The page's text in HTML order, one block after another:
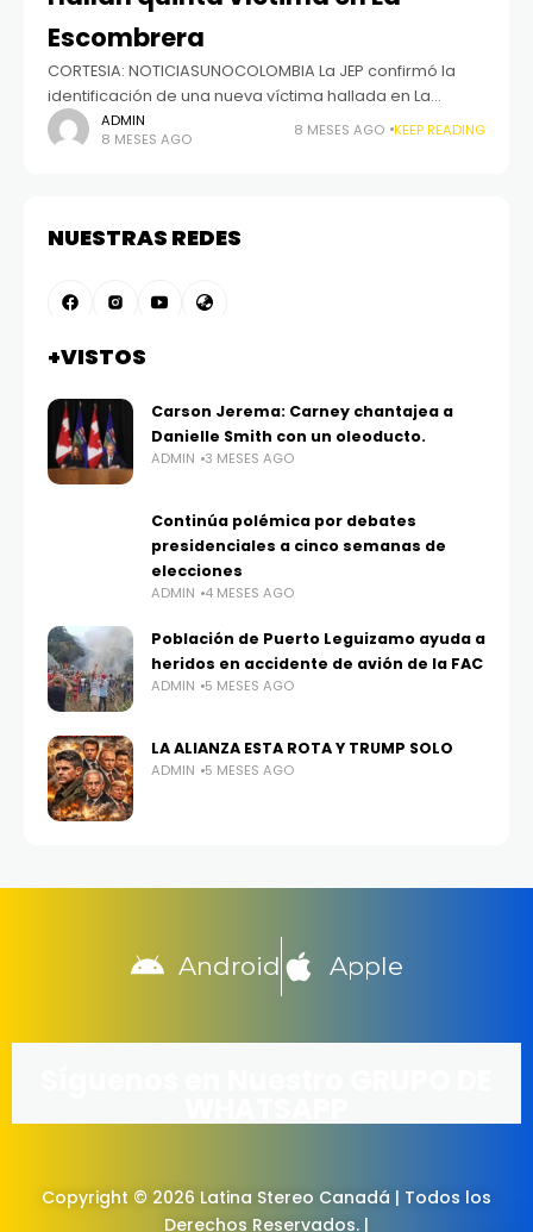
Escombrera
CORTESIA: NOTICIASUNOCOLOMBIA La JEP confirmó la
identificación de una nueva víctima hallada en La
Escombrera, en Medellín, y explicó cómo avanza la
intervención judicial y forense en la zona. También
ADMIN
8 MESES AGO
8 MESES AGO KEEP READING
NUESTRAS REDES
+VISTOS
Carson Jerema: Carney chantajea a
Danielle Smith con un oleoducto.
ADMIN 3 MESES AGO
Continúa polémica por debates
presidenciales a cinco semanas de
elecciones
ADMIN 4 MESES AGO
Población de Puerto Leguizamo ayuda a
heridos en accidente de avión de la FAC
ADMIN 5 MESES AGO
LA ALIANZA ESTA ROTA Y TRUMP SOLO
ADMIN 5 MESES AGO
Android Apple
Copyright © 2026 Latina Stereo Canadá | Todos los
Derechos Reservados. |